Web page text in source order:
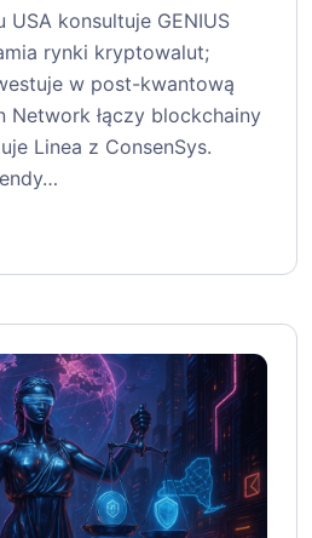
konsultuje GENIUS
rynki kryptowalut;
w post-kwantową
Network łączy blockchainy
Linea z ConsenSys.